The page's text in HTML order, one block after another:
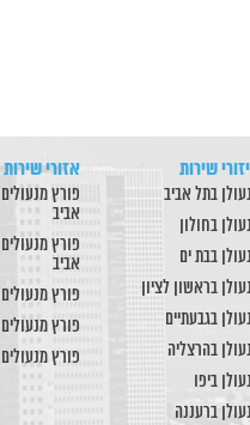
שירות
בתל אביב
בחולון
בבת ים
בראשון לציון
בגבעתיים
בהרצליה
ביפו
ברעננה
אזורי
פורץ
אביב
פורץ
אביב
פורץ
פורץ
פורץ